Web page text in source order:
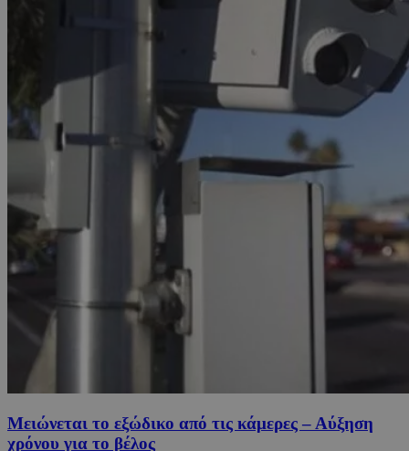
Μειώνεται το εξώδικο από τις κάμερες – Αύξηση
χρόνου για το βέλος